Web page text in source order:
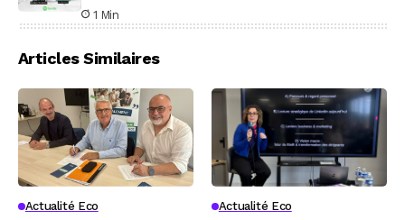
1 Min
Articles Similaires
Actualité Eco Actualité Eco